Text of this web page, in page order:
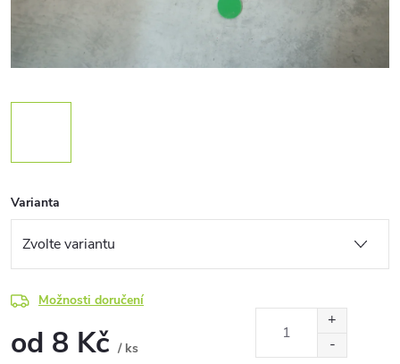
Varianta
Možnosti doručení
od 8 Kč / ks